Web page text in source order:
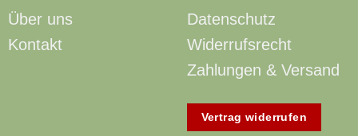
Über uns
Kontakt
Datenschutz
Widerrufsrecht
Zahlungen & Versand
Vertrag widerrufen